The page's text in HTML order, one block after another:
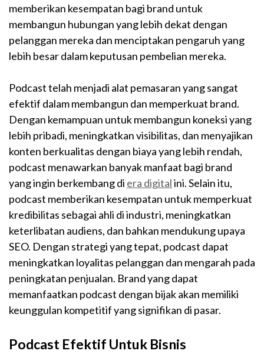
memberikan kesempatan bagi brand untuk
membangun hubungan yang lebih dekat dengan
pelanggan mereka dan menciptakan pengaruh yang
lebih besar dalam keputusan pembelian mereka.
Podcast telah menjadi alat pemasaran yang sangat
efektif dalam membangun dan memperkuat brand.
Dengan kemampuan untuk membangun koneksi yang
lebih pribadi, meningkatkan visibilitas, dan menyajikan
konten berkualitas dengan biaya yang lebih rendah,
podcast menawarkan banyak manfaat bagi brand
yang ingin berkembang di era digitalini. Selain itu,
podcast memberikan kesempatan untuk memperkuat
kredibilitas sebagai ahli di industri, meningkatkan
keterlibatan audiens, dan bahkan mendukung upaya
SEO. Dengan strategi yang tepat, podcast dapat
meningkatkan loyalitas pelanggan dan mengarah pada
peningkatan penjualan. Brand yang dapat
memanfaatkan podcast dengan bijak akan memiliki
keunggulan kompetitif yang signifikan di pasar.
Podcast Efektif Untuk Bisnis